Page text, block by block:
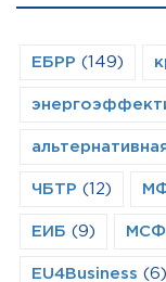
ЕБРР (149)
ЧБТР (12)
ЕИБ (9)
EU4Business (6)